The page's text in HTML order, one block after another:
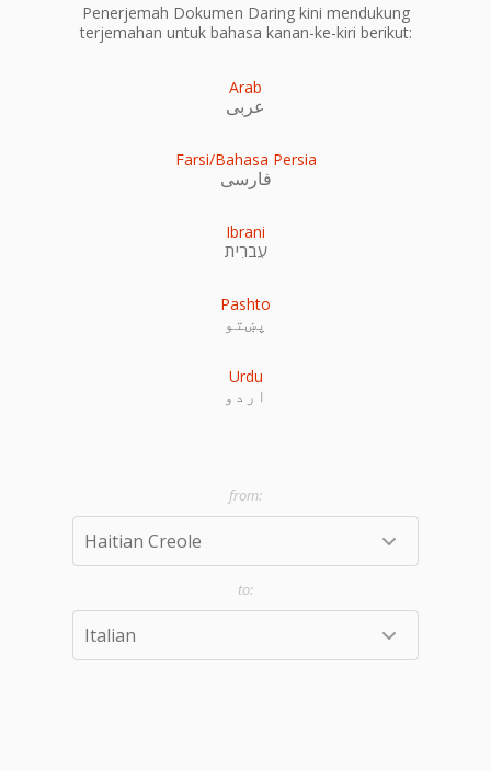
Penerjemah Dokumen Daring kini mendukung
terjemahan untuk bahasa kanan-ke-kiri berikut:
Arab
عربى
Farsi/Bahasa Persia
فارسی
Ibrani
עִברִית
Pashto
پښتو
Urdu
اردو